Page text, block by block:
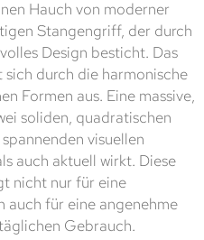
Hauch von moderner
Stangengriff, der durch
Design besticht. Das
durch die harmonische
Formen aus. Eine massive,
soliden, quadratischen
visuellen
auch aktuell wirkt. Diese
nicht nur für eine
auch für eine angenehme
Gebrauch.